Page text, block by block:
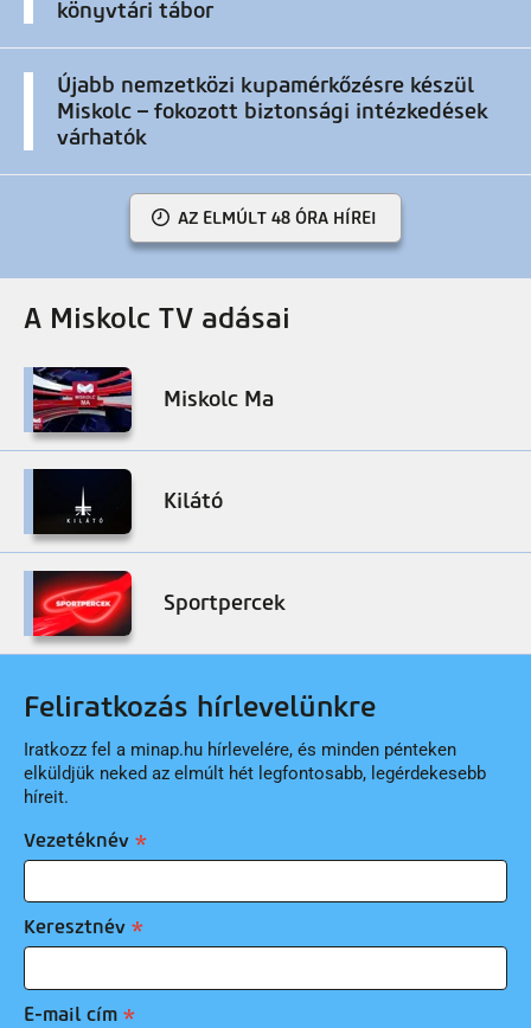
könyvtári tábor
Újabb nemzetközi kupamérkőzésre készül
Miskolc – fokozott biztonsági intézkedések
várhatók
AZ ELMÚLT 48 ÓRA HÍREI
A Miskolc TV adásai
Miskolc Ma
Kilátó
Sportpercek
Feliratkozás hírlevelünkre
Iratkozz fel a minap.hu hírlevelére, és minden pénteken
elküldjük neked az elmúlt hét legfontosabb, legérdekesebb
híreit.
Vezetéknév
Keresztnév
E-mail cím